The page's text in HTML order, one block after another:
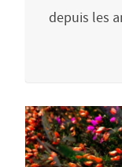
depuis les